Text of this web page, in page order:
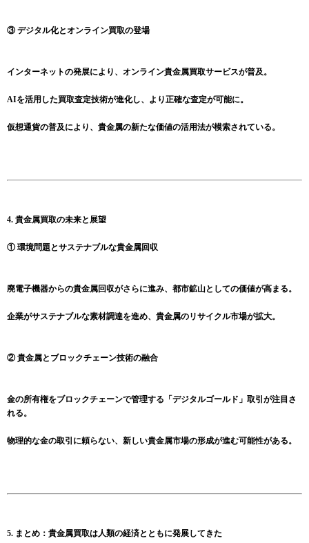
③ デジタル化とオンライン買取の登場
インターネットの発展により、オンライン貴金属買取サービスが普及。
AIを活用した買取査定技術が進化し、より正確な査定が可能に。
仮想通貨の普及により、貴金属の新たな価値の活用法が模索されている。
4. 貴金属買取の未来と展望
① 環境問題とサステナブルな貴金属回収
廃電子機器からの貴金属回収がさらに進み、都市鉱山としての価値が高まる。
企業がサステナブルな素材調達を進め、貴金属のリサイクル市場が拡大。
② 貴金属とブロックチェーン技術の融合
金の所有権をブロックチェーンで管理する「デジタルゴールド」取引が注目さ
れる。
物理的な金の取引に頼らない、新しい貴金属市場の形成が進む可能性がある。
5. まとめ：貴金属買取は人類の経済とともに発展してきた